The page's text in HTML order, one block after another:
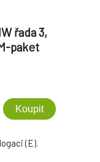
řada 3,
paket
Koupit
(E).